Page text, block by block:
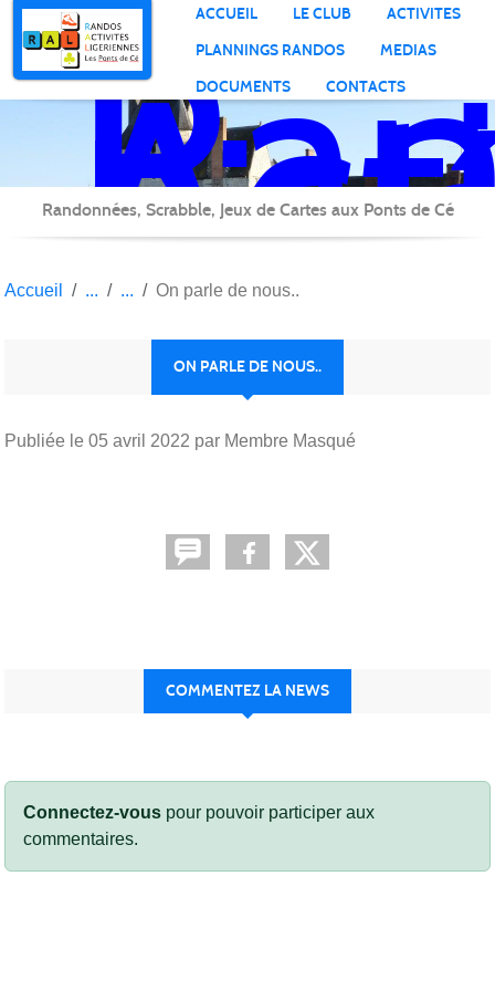
ACCUEIL LE CLUB
ACTIVITES
PLANNINGS RANDOS
MEDIAS
DOCUMENTS
CONTACTS
Randonnées, Scrabble, Jeux de Cartes aux Ponts de Cé
Accueil On parle de nous..
ON PARLE DE NOUS..
Publiée le 05 avril 2022 par Membre Masqué
COMMENTEZ LA NEWS
Connectez-vous pour pouvoir participer aux
commentaires.
Panneau de gestion des cookies